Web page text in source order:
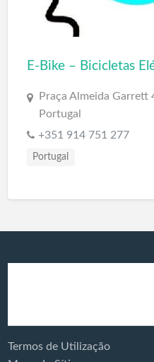
E-Bike – Bicicletas
Praça Almeida
Portugal
+351 914 751 277
Portugal
Termos de Utilização